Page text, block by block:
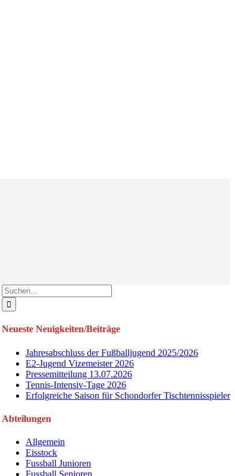
Suche
nach:
Neueste Neuigkeiten/Beiträge
Jahresabschluss der Fußballjugend 2025/2026
E2-Jugend Vizemeister 2026
Pressemitteilung 13.07.2026
Tennis-Intensiv-Tage 2026
Erfolgreiche Saison für Schondorfer Tischtennisspieler
Abteilungen
Allgemein
Eisstock
Fussball Junioren
Fussball Senioren